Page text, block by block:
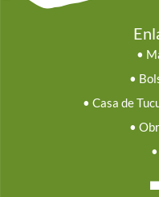
•
•
• Casa de
•
•